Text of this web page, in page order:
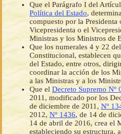
Que el Parágrafo I del
Política del Estado,
compuesto por la Presidenta
Vicepresidenta o el
Ministras y los Ministros de
Que los numerales 4 y 22
Constitucional, establecen
del Estado, entre otros,
coordinar la acción de los
a las Ministras y a los
Que el Decreto Supremo Nº
2011, modificado por los
de diciembre de 2011, Nº
2012, Nº 1436, de 14 de
14 de abril de 2016, crea el
estableciendo su estructura,